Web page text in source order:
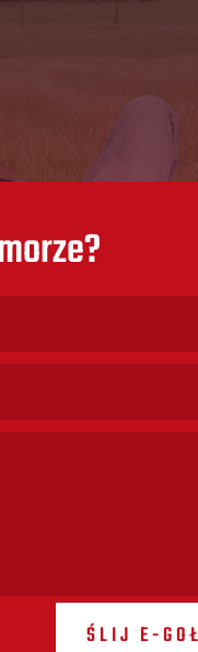
ŚLIJ E-